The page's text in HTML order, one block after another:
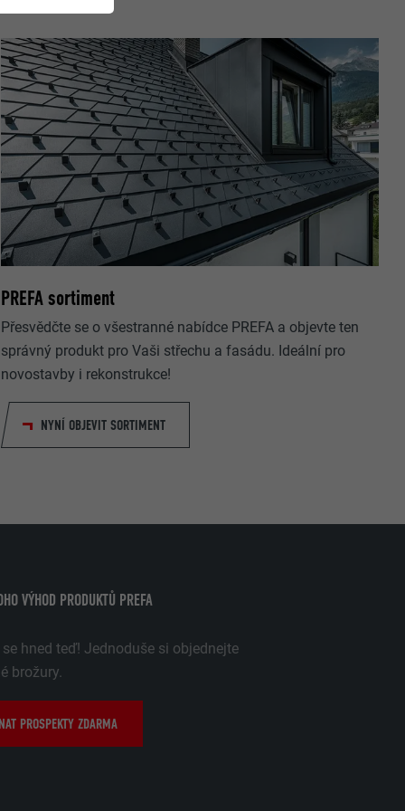
PREFA sortiment
Přesvědčte se o všestranné nabídce PREFA a objevte ten
správný produkt pro Vaši střechu a fasádu. Ideální pro
novostavby i rekonstrukce!
NYNÍ OBJEVIT SORTIMENT
VÝHOD PRODUKTŮ PREFA
se hned teď! Jednoduše si objednejte
brožury.
PROSPEKTY ZDARMA